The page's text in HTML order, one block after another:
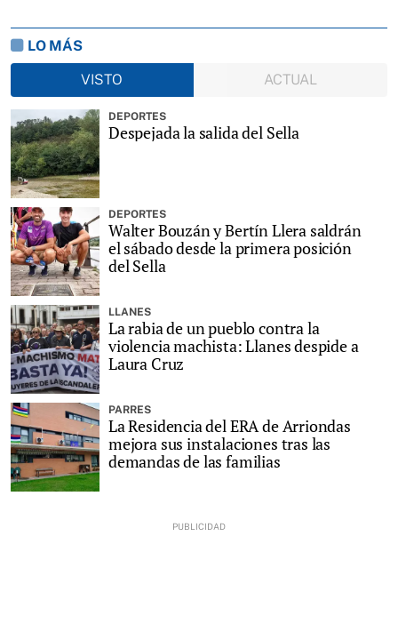
LO MÁS
VISTO
ACTUAL
DEPORTES
Despejada la salida del Sella
DEPORTES
Walter Bouzán y Bertín Llera saldrán
el sábado desde la primera posición
del Sella
LLANES
La rabia de un pueblo contra la
violencia machista: Llanes despide a
Laura Cruz
PARRES
La Residencia del ERA de Arriondas
mejora sus instalaciones tras las
demandas de las familias